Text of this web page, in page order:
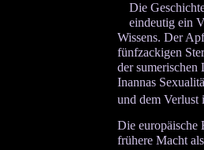
Die
eindeutig ein
Wissens. Der
fünfzackigen
der
Inannas
und dem Verlust
Die europäische
frühere Macht